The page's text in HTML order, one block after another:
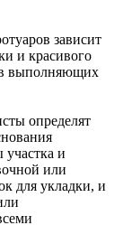
зависит
и красивого
выполняющих
определят
участка и
или
для укладки, и